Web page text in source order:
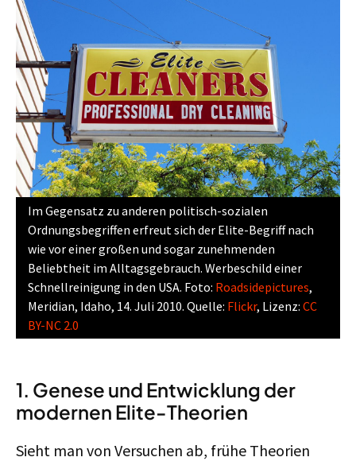
Im Gegensatz zu anderen politisch-sozialen
Ordnungsbegriffen erfreut sich der Elite-Begriff nach
wie vor einer großen und sogar zunehmenden
Beliebtheit im Alltagsgebrauch. Werbeschild einer
Schnellreinigung in den USA. Foto: Roadsidepictures,
Meridian, Idaho, 14. Juli 2010. Quelle: Flickr, Lizenz: CC
BY-NC 2.0
1. Genese und Entwicklung der
modernen Elite-Theorien
Sieht man von Versuchen ab, frühe Theorien